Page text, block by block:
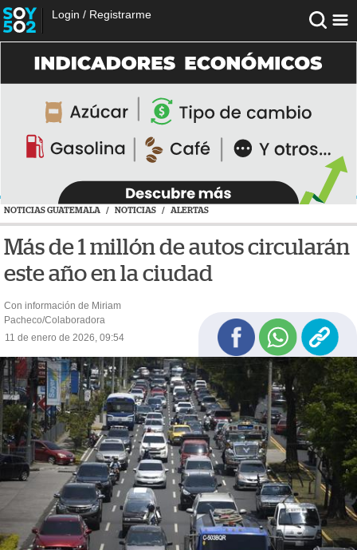
Login / Registrarme
NOTICIAS GUATEMALA / NOTICIAS / ALERTAS
Más de 1 millón de autos circularán
este año en la ciudad
Con información de Miriam
Pacheco/Colaboradora
11 de enero de 2026, 09:54